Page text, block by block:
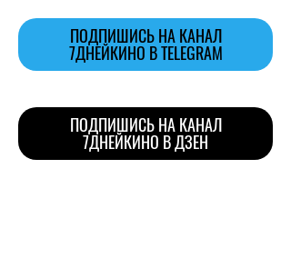
ПОДПИШИСЬ НА КАНАЛ
7ДНЕЙКИНО В TELEGRAM
ПОДПИШИСЬ НА КАНАЛ
7ДНЕЙКИНО В ДЗЕН